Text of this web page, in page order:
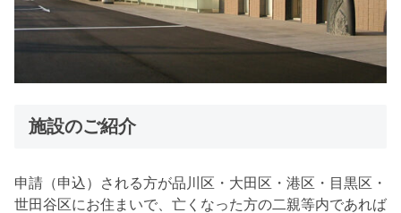
施設のご紹介
申請（申込）される方が品川区・大田区・港区・目黒区・
世田谷区にお住まいで、亡くなった方の二親等内であれば